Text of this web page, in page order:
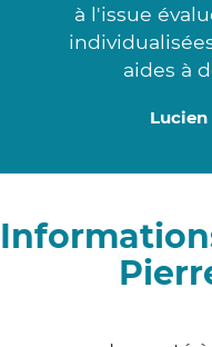
à l'issue
aides à
Lucien